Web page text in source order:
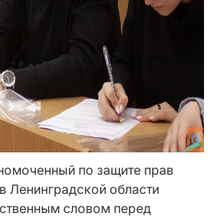
по защите прав
Ленинградской области
словом перед